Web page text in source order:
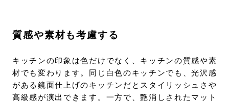
質感や素材も考慮する
キッチンの印象は色だけでなく、キッチンの質感や素
材でも変わります。同じ白色のキッチンでも、光沢感
がある鏡面仕上げのキッチンだとスタイリッシュさや
高級感が演出できます。一方で、艶消しされたマット